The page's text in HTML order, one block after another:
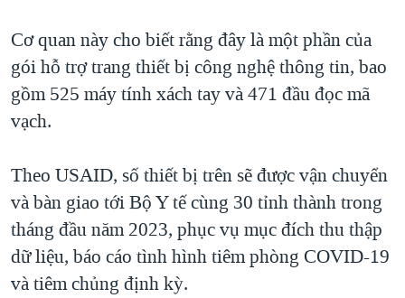
Cơ quan này cho biết rằng đây là một phần của
gói hỗ trợ trang thiết bị công nghệ thông tin, bao
gồm 525 máy tính xách tay và 471 đầu đọc mã
vạch.
Theo USAID, số thiết bị trên sẽ được vận chuyển
và bàn giao tới Bộ Y tế cùng 30 tỉnh thành trong
tháng đầu năm 2023, phục vụ mục đích thu thập
dữ liệu, báo cáo tình hình tiêm phòng COVID-19
và tiêm chủng định kỳ.